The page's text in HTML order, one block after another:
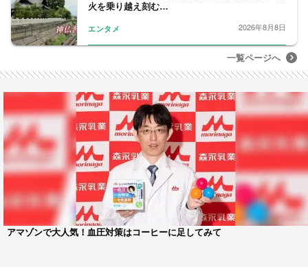
火を乗り越え刻む…
エンタメ 2026年8月8日
一覧ページへ
アマゾンで大人気！血圧対策はコーヒーに足してみて